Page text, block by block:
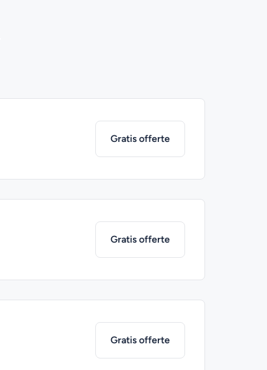
Gratis offerte
Gratis offerte
Gratis offerte